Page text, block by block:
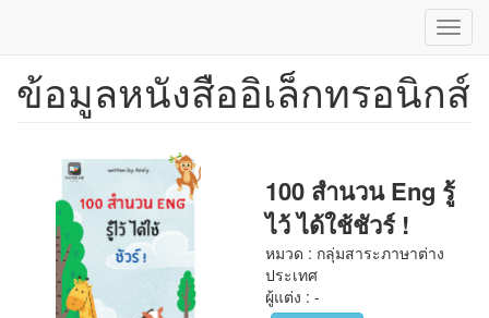
ข้าม
ข้อมูลหนังสืออิเล็กทรอนิกส์
100 สำนวน Eng รู้
ไว้ ได้ใช้ชัวร์ !
หมวด : กลุ่มสาระภาษาต่าง
ประเทศ
ผู้แต่ง : -